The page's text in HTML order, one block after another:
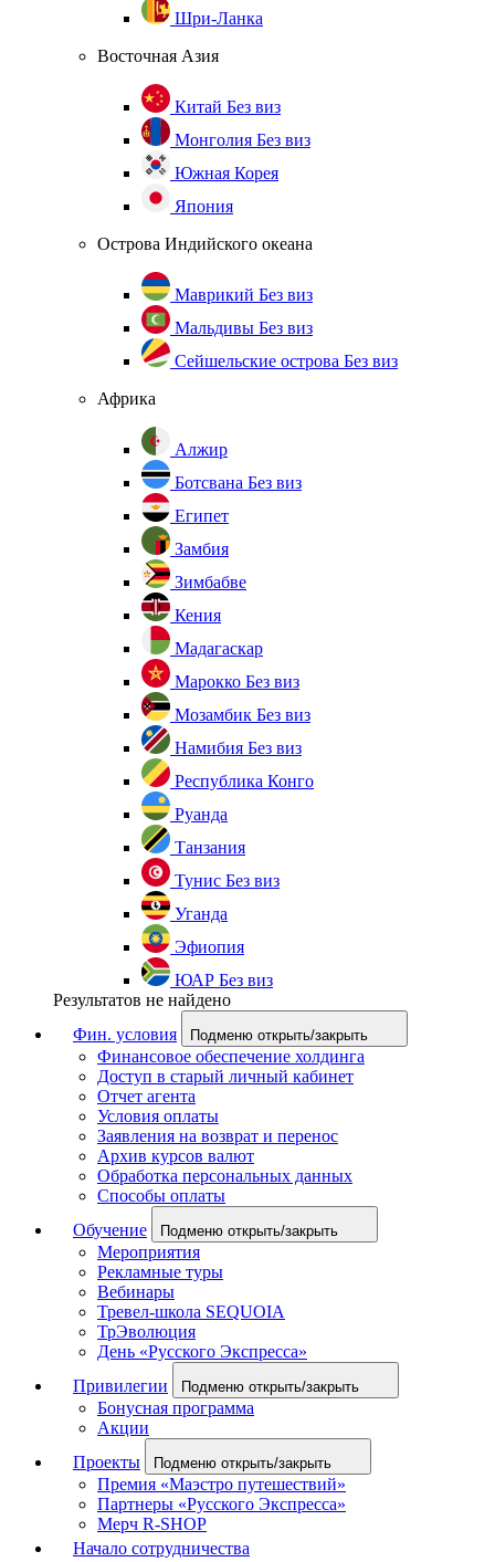
Шри-Ланка
Восточная Азия
Китай Без виз
Монголия Без виз
Южная Корея
Япония
Острова Индийского океана
Маврикий Без виз
Мальдивы Без виз
Сейшельские острова Без виз
Африка
Алжир
Ботсвана Без виз
Египет
Замбия
Зимбабве
Кения
Мадагаскар
Марокко Без виз
Мозамбик Без виз
Намибия Без виз
Республика Конго
Руанда
Танзания
Тунис Без виз
Уганда
Эфиопия
ЮАР Без виз
Результатов не найдено
Фин. условия
Подменю открыть/закрыть
Финансовое обеспечение холдинга
Доступ в старый личный кабинет
Отчет агента
Условия оплаты
Заявления на возврат и перенос
Архив курсов валют
Обработка персональных данных
Способы оплаты
Обучение
Подменю открыть/закрыть
Мероприятия
Рекламные туры
Вебинары
Тревел-школа SEQUOIA
ТрЭволюция
День «Русского Экспресса»
Привилегии
Подменю открыть/закрыть
Бонусная программа
Акции
Проекты
Подменю открыть/закрыть
Премия «Маэстро путешествий»
Партнеры «Русского Экспресса»
Мерч R-SHOP
Начало сотрудничества